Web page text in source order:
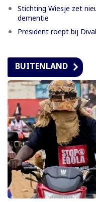
Stichting Wiesje zet
dementie
President roept bij
BUITENLAND